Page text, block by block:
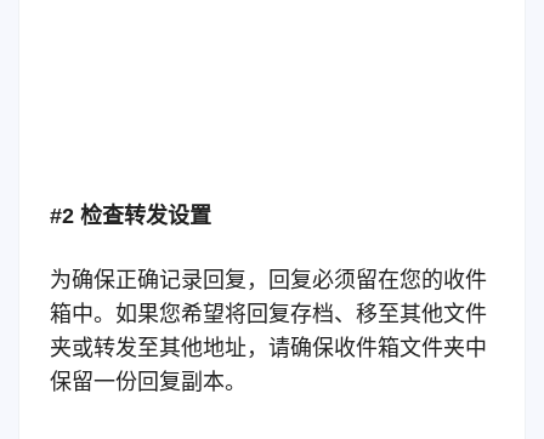
#2 检查转发设置
为确保正确记录回复，回复必须留在您的收件
箱中。如果您希望将回复存档、移至其他文件
夹或转发至其他地址，请确保收件箱文件夹中
保留一份回复副本。